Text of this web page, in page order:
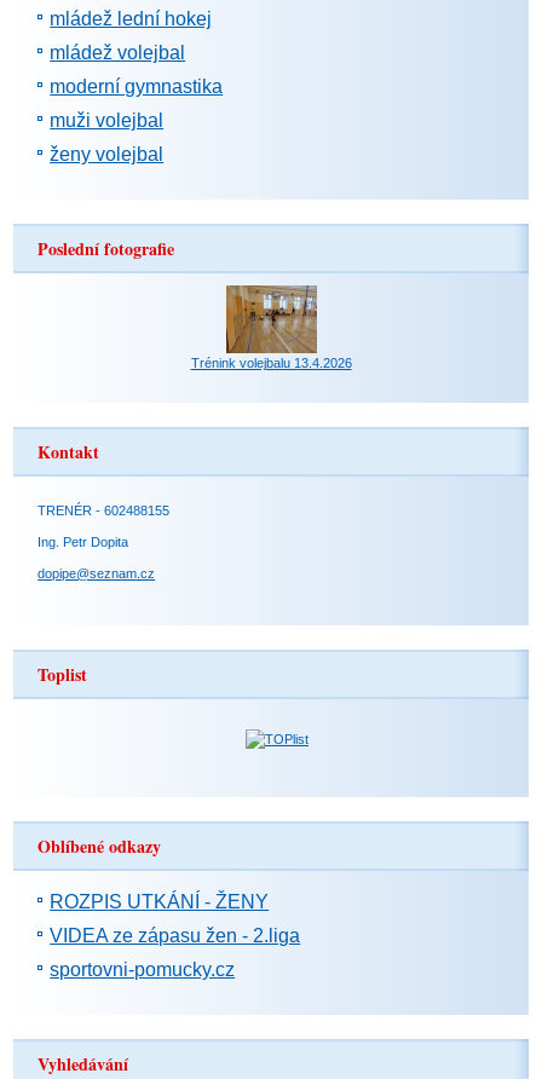
mládež lední hokej
mládež volejbal
moderní gymnastika
muži volejbal
ženy volejbal
Poslední fotografie
Trénink volejbalu 13.4.2026
Kontakt
TRENÉR - 602488155
Ing. Petr Dopita
dopipe@seznam.cz
Toplist
Oblíbené odkazy
ROZPIS UTKÁNÍ - ŽENY
VIDEA ze zápasu žen - 2.liga
sportovni-pomucky.cz
Vyhledávání